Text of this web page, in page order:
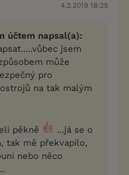
4.2.2019 18:25
účtem napsal(a):
jsem
může
pro
na tak malým
pěkně
...já se o
tak mě překvapilo,
nebo něco